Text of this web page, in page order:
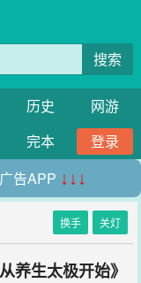
搜索
历史
网游
完本
登录
告APP ↓↓↓
换手 关灯
养生太极开始》